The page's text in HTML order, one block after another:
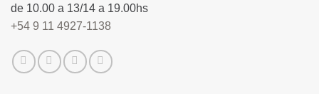
de 10.00 a 13/14 a 19.00hs
+54 9 11 4927-1138